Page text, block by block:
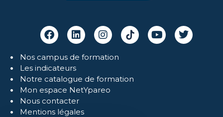
Nos campus de formation
Les indicateurs
Notre catalogue de formation
Mon espace NetYpareo
Nous contacter
Mentions légales